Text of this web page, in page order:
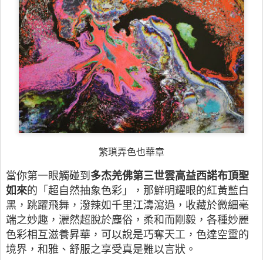
繁瑣弄色也華章
當你第一眼觸碰到 多杰羌佛第三世雲高益西諾布頂聖
如來的「超自然抽象色彩」，那鮮明耀眼的紅黃藍白
黑，跳躍飛舞，潑辣如千里江濤瀉過，收藏於微細毫
端之妙趣，灑然超脫於塵俗，柔和而剛毅，各種妙麗
色彩相互滋養昇華，可以說是巧奪天工，色達空靈的
境界，和雅、舒服之享受真是難以言狀。